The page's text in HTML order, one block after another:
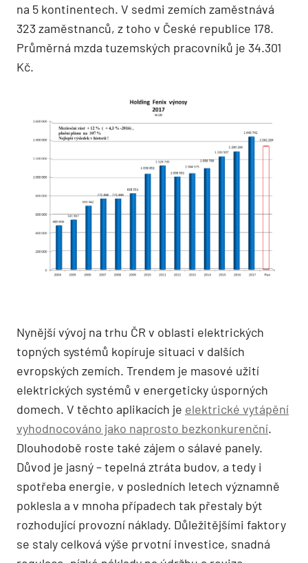
na 5 kontinentech. V sedmi zemích zaměstnává
323 zaměstnanců, z toho v České republice 178.
Průměrná mzda tuzemských pracovníků je 34.301
Kč.
Nynější vývoj na trhu ČR v oblasti elektrických
topných systémů kopíruje situaci v dalších
evropských zemích. Trendem je masové užití
elektrických systémů v energeticky úsporných
domech. V těchto aplikacích je elektrické vytápění
vyhodnocováno jako naprosto bezkonkurenční.
Dlouhodobě roste také zájem o sálavé panely.
Důvod je jasný – tepelná ztráta budov, a tedy i
spotřeba energie, v posledních letech významně
poklesla a v mnoha případech tak přestaly být
rozhodující provozní náklady. Důležitějšími faktory
se staly celková výše prvotní investice, snadná